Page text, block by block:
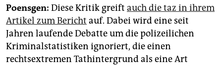
Poensgen: Diese Kritik greift auch die taz in ihrem
Artikel zum Bericht auf. Dabei wird eine seit
Jahren laufende Debatte um die polizeilichen
Kriminalstatistiken ignoriert, die einen
rechtsextremen Tathintergrund als eine Art